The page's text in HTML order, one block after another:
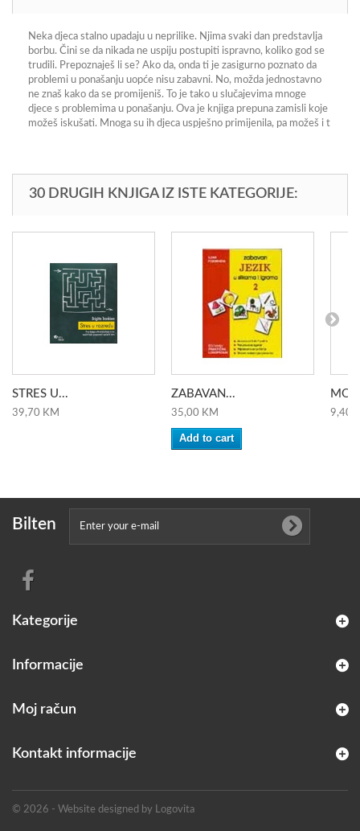
Neka djeca stalno upadaju u neprilike. Njima svaki dan predstavlja
borbu. Čini se da nikada ne uspiju postupiti ispravno, koliko god se
trudili. Prepoznaješ li se? Ako da, onda ti je zasigurno poznato da
problemi u ponašanju uopće nisu zabavni. No, možda jednostavno
ne znaš kako da se promijeniš. To je tako u slučajevima mnoge
djece s problemima u ponašanju. Ova je knjiga prepuna zamisli koje
možeš iskušati. Mnoga su ih djeca uspješno primijenila, pa možeš i t
30 DRUGIH KNJIGA IZ ISTE KATEGORIJE:
STRES U...
39,70 KM
ZABAVAN...
35,00 KM
Add to cart
9,40
Bilten
Kategorije
Informacije
© 2026 - Website designed by Logovita
Moj račun
Kontakt informacije